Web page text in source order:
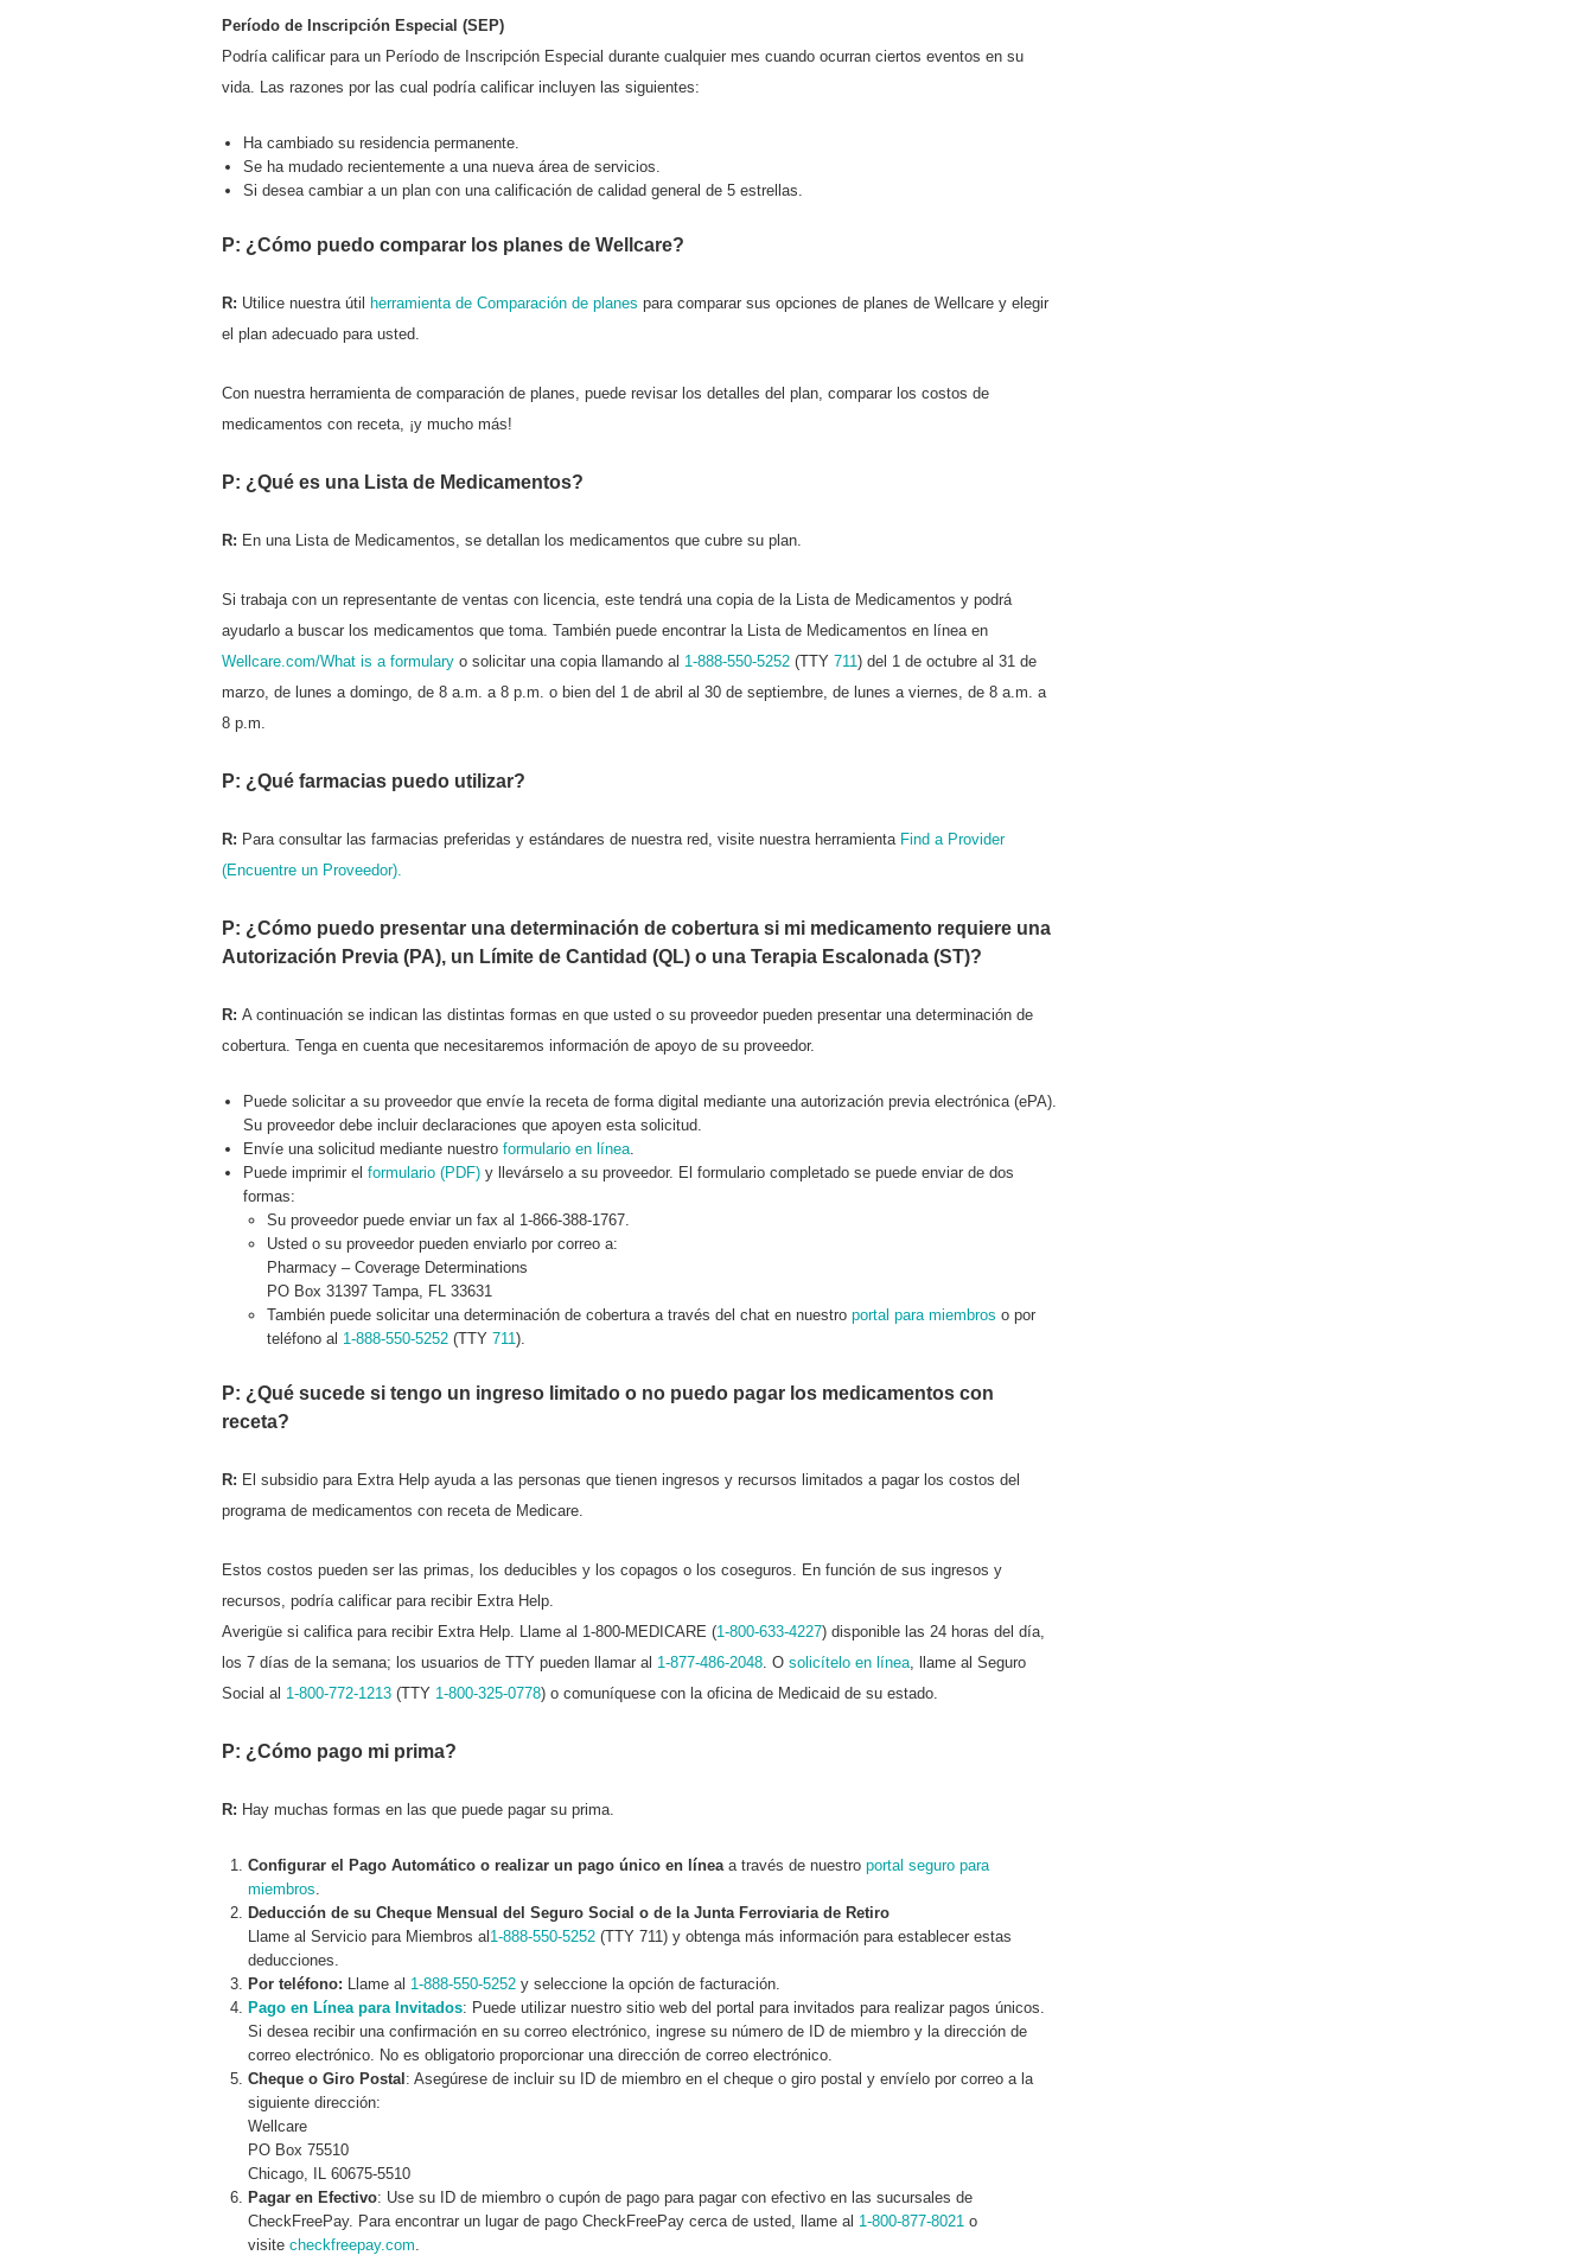
Período de Inscripción Especial (SEP)
Podría calificar para un Período de Inscripción Especial durante cualquier mes cuando ocurran ciertos eventos en su
vida. Las razones por las cual podría calificar incluyen las siguientes:
Ha cambiado su residencia permanente.
Se ha mudado recientemente a una nueva área de servicios.
Si desea cambiar a un plan con una calificación de calidad general de 5 estrellas.
P: ¿Cómo puedo comparar los planes de Wellcare?
R: Utilice nuestra útil herramienta de Comparación de planes para comparar sus opciones de planes de Wellcare y elegir
el plan adecuado para usted.
Con nuestra herramienta de comparación de planes, puede revisar los detalles del plan, comparar los costos de
medicamentos con receta, ¡y mucho más!
P: ¿Qué es una Lista de Medicamentos?
R: En una Lista de Medicamentos, se detallan los medicamentos que cubre su plan.
Si trabaja con un representante de ventas con licencia, este tendrá una copia de la Lista de Medicamentos y podrá
ayudarlo a buscar los medicamentos que toma. También puede encontrar la Lista de Medicamentos en línea en
Wellcare.com/What is a formulary o solicitar una copia llamando al 1-888-550-5252 (TTY 711) del 1 de octubre al 31 de
marzo, de lunes a domingo, de 8 a.m. a 8 p.m. o bien del 1 de abril al 30 de septiembre, de lunes a viernes, de 8 a.m. a
8 p.m.
P: ¿Qué farmacias puedo utilizar?
R: Para consultar las farmacias preferidas y estándares de nuestra red, visite nuestra herramienta Find a Provider
(Encuentre un Proveedor).
P: ¿Cómo puedo presentar una determinación de cobertura si mi medicamento requiere una
Autorización Previa (PA), un Límite de Cantidad (QL) o una Terapia Escalonada (ST)?
R: A continuación se indican las distintas formas en que usted o su proveedor pueden presentar una determinación de
cobertura. Tenga en cuenta que necesitaremos información de apoyo de su proveedor.
Puede solicitar a su proveedor que envíe la receta de forma digital mediante una autorización previa electrónica (ePA).
Su proveedor debe incluir declaraciones que apoyen esta solicitud.
Envíe una solicitud mediante nuestro formulario en línea.
Puede imprimir el formulario (PDF) y llevárselo a su proveedor. El formulario completado se puede enviar de dos
formas:
Su proveedor puede enviar un fax al 1-866-388-1767.
Usted o su proveedor pueden enviarlo por correo a:
Pharmacy – Coverage Determinations
PO Box 31397 Tampa, FL 33631
También puede solicitar una determinación de cobertura a través del chat en nuestro portal para miembros o por
teléfono al 1-888-550-5252(TTY 711).
P: ¿Qué sucede si tengo un ingreso limitado o no puedo pagar los medicamentos con
receta?
R: El subsidio para Extra Help ayuda a las personas que tienen ingresos y recursos limitados a pagar los costos del
programa de medicamentos con receta de Medicare.
Estos costos pueden ser las primas, los deducibles y los copagos o los coseguros. En función de sus ingresos y
recursos, podría calificar para recibir Extra Help.
Averigüe si califica para recibir Extra Help. Llame al 1-800-MEDICARE (1-800-633-4227) disponible las 24 horas del día,
los 7 días de la semana; los usuarios de TTY pueden llamar al 1-877-486-2048. O solicítelo en línea, llame al Seguro
Social al 1-800-772-1213 (TTY 1-800-325-0778) o comuníquese con la oficina de Medicaid de su estado.
P: ¿Cómo pago mi prima?
R: Hay muchas formas en las que puede pagar su prima.
Configurar el Pago Automático o realizar un pago único en líneaa través de nuestroportal seguro para
miembros.
Deducción de su Cheque Mensual del Seguro Social o de la Junta Ferroviaria de Retiro
Llame al Servicio para Miembros al 1-888-550-5252 (TTY 711) y obtenga más información para establecer estas
deducciones.
Por teléfono: Llame al 1-888-550-5252 y seleccione la opción de facturación.
Pago en Línea para Invitados: Puede utilizar nuestro sitio web del portal para invitados para realizar pagos únicos.
Si desea recibir una confirmación en su correo electrónico, ingrese su número de ID de miembro y la dirección de
correo electrónico. No es obligatorio proporcionar una dirección de correo electrónico.
Cheque o Giro Postal : Asegúrese de incluir su ID de miembro en el cheque o giro postal y envíelo por correo a la
siguiente dirección:
Wellcare
PO Box 75510
Chicago, IL 60675-5510
Pagar en Efectivo: Use su ID de miembro o cupón de pago para pagar con efectivo en las sucursales de
CheckFreePay. Para encontrar un lugar de pago CheckFreePay cerca de usted, llame al 1-800-877-8021 o
visitecheckfreepay.com.